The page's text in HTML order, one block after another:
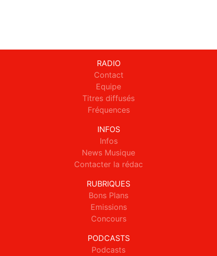
RADIO
Contact
Equipe
Titres diffusés
Fréquences
INFOS
Infos
News Musique
Contacter la rédac
RUBRIQUES
Bons Plans
Emissions
Concours
PODCASTS
Podcasts